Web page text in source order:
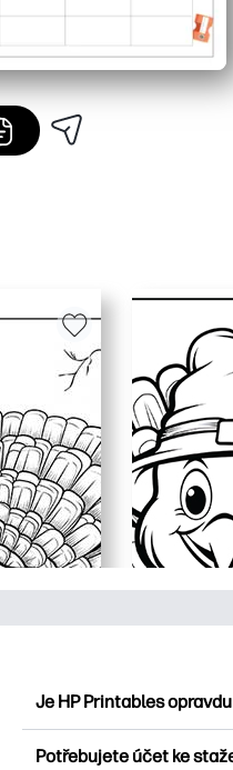
Je HP Printables
Potřebujete účet ke